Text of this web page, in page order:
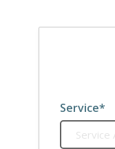
Service*
Service